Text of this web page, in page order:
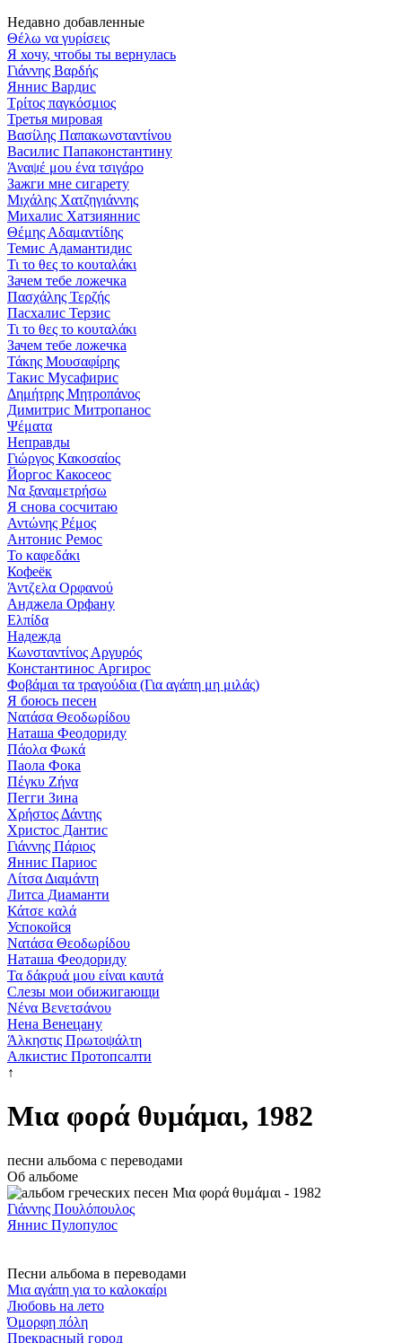
Недавно добавленные
Θέλω να γυρίσεις
Я хочу, чтобы ты вернулась
Γιάννης Βαρδής
Яннис Вардис
Τρίτος παγκόσμιος
Третья мировая
Βασίλης Παπακωνσταντίνου
Василис Папаконстантину
Άναψέ μου ένα τσιγάρο
Зажги мне сигарету
Μιχάλης Χατζηγιάννης
Михалис Хатзияннис
Θέμης Αδαμαντίδης
Темис Адамантидис
Τι το θες το κουταλάκι
Зачем тебе ложечка
Πασχάλης Τερζής
Пасхалис Терзис
Τι το θες το κουταλάκι
Зачем тебе ложечка
Τάκης Μουσαφίρης
Такис Мусафирис
Δημήτρης Μητροπάνος
Димитрис Митропанос
Ψέματα
Неправды
Γιώργος Κακοσαίος
Йоргос Какосеос
Να ξαναμετρήσω
Я снова сосчитаю
Αντώνης Ρέμος
Антонис Ремос
Το καφεδάκι
Кофеёк
Άντζελα Ορφανού
Анджела Орфану
Ελπίδα
Надежда
Κωνσταντίνος Αργυρός
Константинос Аргирос
Φοβάμαι τα τραγούδια (Για αγάπη μη μιλάς)
Я боюсь песен
Νατάσα Θεοδωρίδου
Наташа Феодориду
Πάολα Φωκά
Паола Фока
Πέγκυ Ζήνα
Пегги Зина
Χρήστος Δάντης
Христос Дантис
Γιάννης Πάριος
Яннис Париос
Λίτσα Διαμάντη
Литса Диаманти
Κάτσε καλά
Успокойся
Νατάσα Θεοδωρίδου
Наташа Феодориду
Τα δάκρυά μου είναι καυτά
Слезы мои обижигающи
Νένα Βενετσάνου
Нена Венецану
Άλκηστις Πρωτοψάλτη
Алкистис Протопсалти
↑
Μια φορά θυμάμαι, 1982
песни альбома с переводами
Об альбоме
Γιάννης Πουλόπουλος
Яннис Пулопулос
Песни альбома в переводами
Μια αγάπη για το καλοκαίρι
Любовь на лето
Όμορφη πόλη
Прекрасный город